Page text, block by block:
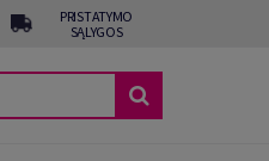
PRISTATYMO
SĄLYGOS